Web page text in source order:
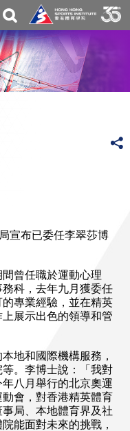
關
搜
尋
宣布已委任李翠莎博
曾任職於運動心理
科，去年九月獲委任
專業經驗，並在精英
展示出色的領導和管
地和國際機構服務，
。李博士說：「我對
八月舉行的北京奧運
會，對香港精英體育
局、本地體育界及社
能面對未來的挑戰，